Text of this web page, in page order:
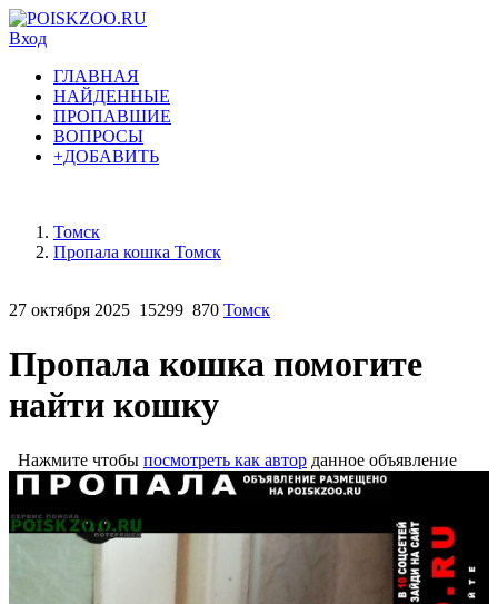
Вход
ГЛАВНАЯ
НАЙДЕННЫЕ
ПРОПАВШИЕ
ВОПРОСЫ
+ДОБАВИТЬ
Томск
Пропала кошка Томск
27 октября 2025 15299 870 Томск
Пропала кошка помогите
найти кошку
Нажмите чтобы посмотреть как автор данное объявление